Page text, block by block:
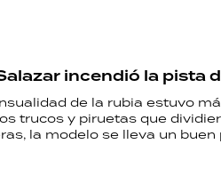
incendió la pista
de la rubia estuvo
trucos y piruetas que
la modelo se lleva un